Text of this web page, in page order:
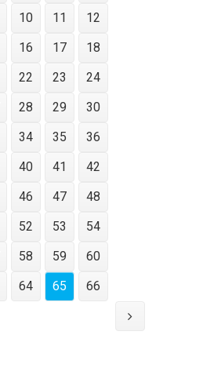
10 11
12
16 17
18
22 23
24
28 29
30
34 35
36
40 41
42
46 47
48
52 53
54
58 59
60
64 65
66